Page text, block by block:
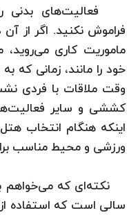
فعالیت‌های بدنی
فراموش نکنید. اگر از
ماموریت کاری می‌روید،
خود را مانند، زمانی که
وقت ملاقات با فردی
کششی و سایر
اینکه هنگام انتخاب
ورزشی و محیط مناسب
نکته‌ای که می‌خواهم
سالی است که استفاده